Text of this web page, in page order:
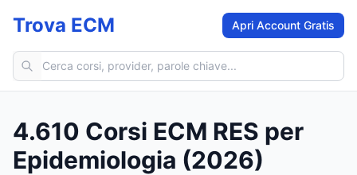
Trova ECM Apri Account Gratis
Cerca corsi ECM
4.610 Corsi ECM RES per
Epidemiologia (2026)